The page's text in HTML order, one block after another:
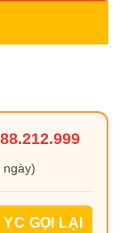
ngày)